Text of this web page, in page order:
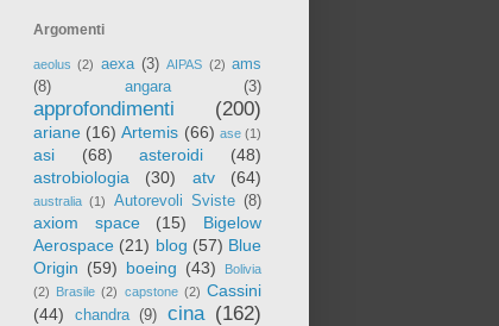
Argomenti
aeolus (2) aexa (3) AIPAS (2) ams
(8)
angara (3)
approfondimenti (200)
ariane (16) Artemis (66) ase (1)
asi (68) asteroidi
(48)
astrobiologia
(30) atv (64)
australia (1) Autorevoli Sviste (8)
axiom space (15)
Bigelow
Aerospace (21) blog (57) Blue
Origin (59) boeing (43)
Bolivia
(2) Brasile (2) capstone (2) Cassini
(44)
chandra (9) cina (162)